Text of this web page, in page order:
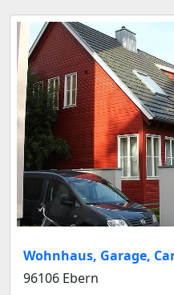
Wohnhaus, Garage,
96106 Ebern